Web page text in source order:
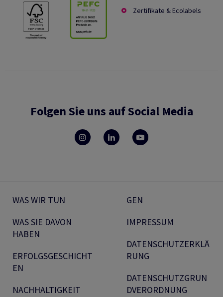
Zertifikate & Ecolabels
Folgen Sie uns auf Social Media
WAS WIR TUN
WAS SIE DAVON
HABEN
ERFOLGSGESCHICHT
EN
NACHHALTIGKEIT
GEN
IMPRESSUM
DATENSCHUTZERKLÄ
RUNG
DATENSCHUTZGRUN
DVERORDNUNG